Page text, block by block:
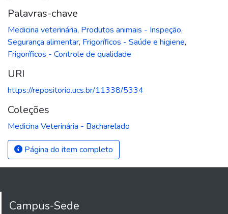
Palavras-chave
Medicina veterinária, Produtos animais - Inspeção,
Segurança alimentar, Frigoríficos - Saúde e higiene,
Frigoríficos - Controle de qualidade
URI
https://repositorio.ucs.br/11338/5334
Coleções
Medicina Veterinária - Bacharelado
Página do item completo
Campus-Sede